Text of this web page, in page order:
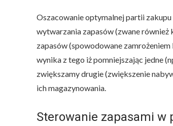
Oszacowanie optymalnej partii
wytwarzania zapasów (zwane
zapasów (spowodowane
wynika z tego iż pomniejszając jedne
zwiększamy drugie (zwiększenie
ich magazynowania.
Sterowanie zapasami w